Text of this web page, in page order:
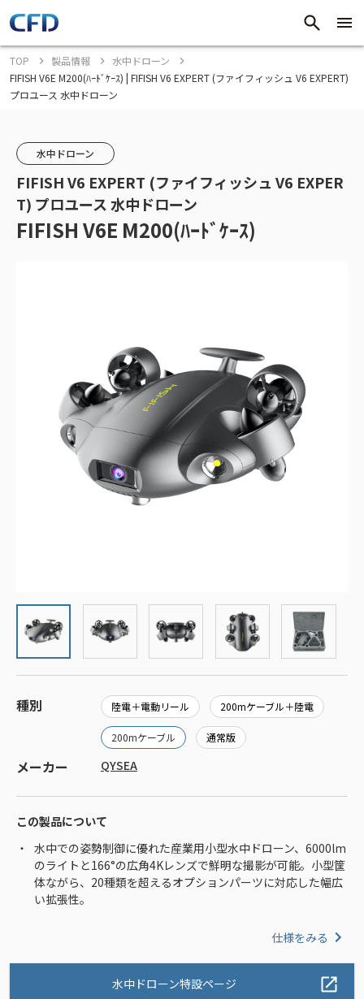
TOP 製品情報
水中ドローン
FIFISH V6E M200(ﾊｰﾄﾞｹｰｽ) | FIFISH V6 EXPERT (ファイフィッシュ V6 EXPERT)
プロユース 水中ドローン
水中ドローン
FIFISH V6 EXPERT (ファイフィッシュ V6 EXPER
T) プロユース 水中ドローン
FIFISH V6E M200(ﾊｰﾄﾞｹｰｽ)
種別 陸電＋電動リール 200mケーブル＋陸電
200mケーブル 通常版
メーカー QYSEA
この製品について
水中での姿勢制御に優れた産業用小型水中ドローン、6000lm
のライトと166°の広角4Kレンズで鮮明な撮影が可能。小型筐
体ながら、20種類を超えるオプションパーツに対応した幅広
い拡張性。
仕様をみる
水中ドローン特設ページ